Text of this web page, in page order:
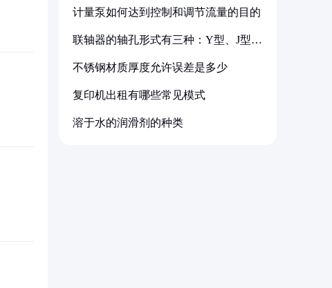
计量泵如何达到控制和调节流量的目的
联轴器的轴孔形式有三种：Y型、J型、
不锈钢材质厚度允许误差是多少
复印机出租有哪些常见模式
溶于水的润滑剂的种类